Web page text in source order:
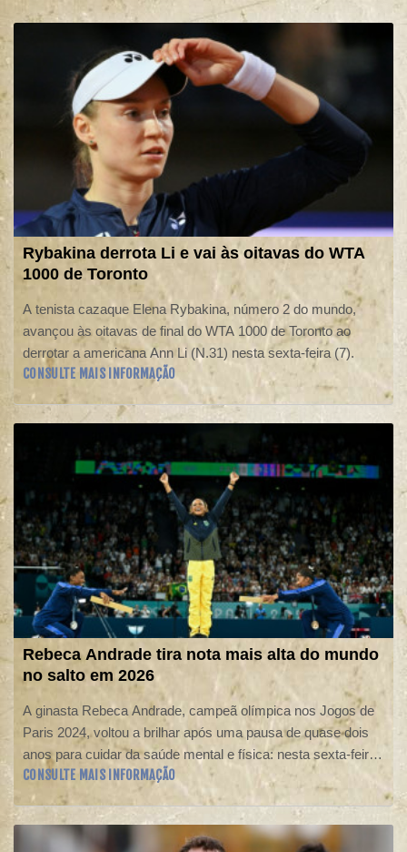
Rybakina derrota Li e vai às oitavas do WTA
1000 de Toronto
A tenista cazaque Elena Rybakina, número 2 do mundo,
avançou às oitavas de final do WTA 1000 de Toronto ao
derrotar a americana Ann Li (N.31) nesta sexta-feira (7).
CONSULTE MAIS INFORMAÇÃO
Rebeca Andrade tira nota mais alta do mundo
no salto em 2026
A ginasta Rebeca Andrade, campeã olímpica nos Jogos de
Paris 2024, voltou a brilhar após uma pausa de quase dois
anos para cuidar da saúde mental e física: nesta sexta-feira
(7), ela tirou a nota mais alta do mundo em 2026 no salto, em
sua participação no Campeonato Brasileiro de Ginástica
Artística.
CONSULTE MAIS INFORMAÇÃO